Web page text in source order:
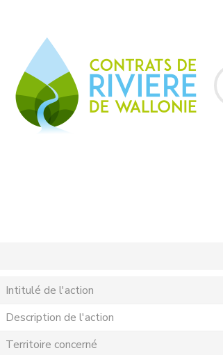
Intitulé de l'action
Description de l'action
Territoire concerné